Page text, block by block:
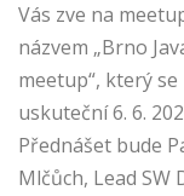
Vás zve na
názvem „Brno
meetup“, který se
uskuteční 6. 6.
Přednášet bude
Mlčůch, Lead SW